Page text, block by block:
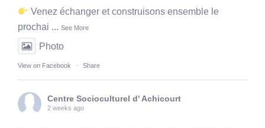
Venez échanger et construisons ensemble le
prochai ... See More
Photo
View on Facebook · Share
Centre Socioculturel d' Achicourt
2 weeks ago